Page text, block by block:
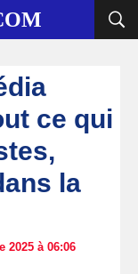
ce qui
la
2025 à 06:06